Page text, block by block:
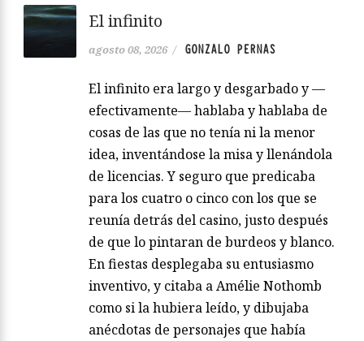
El infinito
agosto 08, 2026 / GONZALO PERNAS
El infinito era largo y desgarbado y —
efectivamente— hablaba y hablaba de
cosas de las que no tenía ni la menor
idea, inventándose la misa y llenándola
de licencias. Y seguro que predicaba
para los cuatro o cinco con los que se
reunía detrás del casino, justo después
de que lo pintaran de burdeos y blanco.
En fiestas desplegaba su entusiasmo
inventivo, y citaba a Amélie Nothomb
como si la hubiera leído, y dibujaba
anécdotas de personajes que había